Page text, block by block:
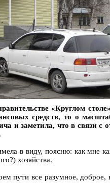
«Круглом
средств, то о
и заметила, что в связи с
в виду, поясню: как мне
хозяйства.
пути все разумное,